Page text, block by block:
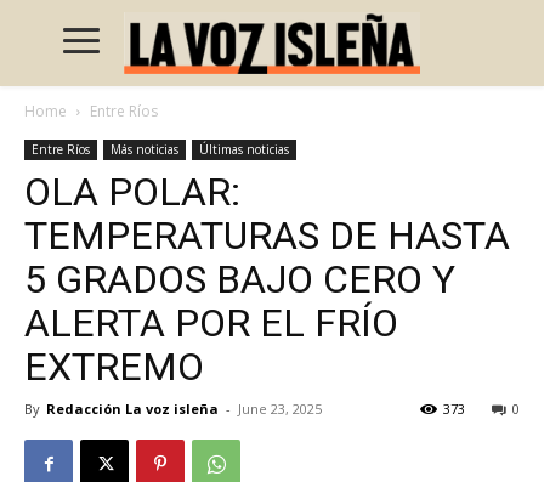
Home Entre Ríos
Entre Ríos Más noticias Últimas noticias
OLA POLAR:
TEMPERATURAS DE HASTA
5 GRADOS BAJO CERO Y
ALERTA POR EL FRÍO
EXTREMO
By Redacción La voz isleña - June 23, 2025 0
373